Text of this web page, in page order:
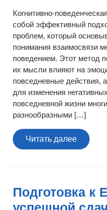
Когнитивно-
собой эффективный
проблем, который
понимания взаимосвязи
поведением. Этот метод
их мысли влияют на
повседневные действия,
для изменения
повседневной жизни
разнообразными […]
Читать далееЧитать
далее
Подготовка к